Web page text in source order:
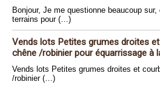
Bonjour, Je me questionne beaucoup
terrains pour (…)
Vends lots Petites grumes droites
chêne /robinier pour équarrissage à
Vends lots Petites grumes droites et
/robinier (…)